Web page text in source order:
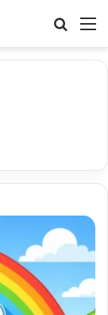
Arama
yap